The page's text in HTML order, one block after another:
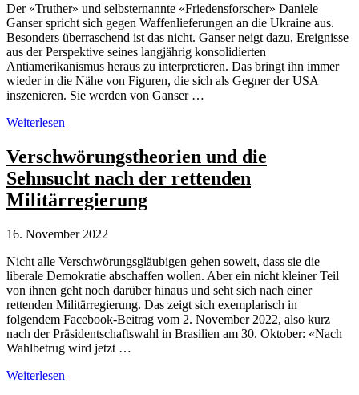
Der «Truther» und selbsternannte «Friedensforscher» Daniele
Ganser spricht sich gegen Waffenlieferungen an die Ukraine aus.
Besonders überraschend ist das nicht. Ganser neigt dazu, Ereignisse
aus der Perspektive seines langjährig konsolidierten
Antiamerikanismus heraus zu interpretieren. Das bringt ihn immer
wieder in die Nähe von Figuren, die sich als Gegner der USA
inszenieren. Sie werden von Ganser …
Daniele
gegen
Waffenlieferungen
–
nimmt
Auslöschung
Ukraine
Kauf
Weiterlesen
Verschwörungstheorien und die
Sehnsucht nach der rettenden
Militärregierung
16. November 2022
Nicht alle Verschwörungsgläubigen gehen soweit, dass sie die
liberale Demokratie abschaffen wollen. Aber ein nicht kleiner Teil
von ihnen geht noch darüber hinaus und seht sich nach einer
rettenden Militärregierung. Das zeigt sich exemplarisch in
folgendem Facebook-Beitrag vom 2. November 2022, also kurz
nach der Präsidentschaftswahl in Brasilien am 30. Oktober: «Nach
Wahlbetrug wird jetzt …
Verschwörungstheorien
Weiterlesen